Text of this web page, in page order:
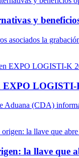
y
asociados la
LOGISTI-
Aduana (CDA)
la llave que